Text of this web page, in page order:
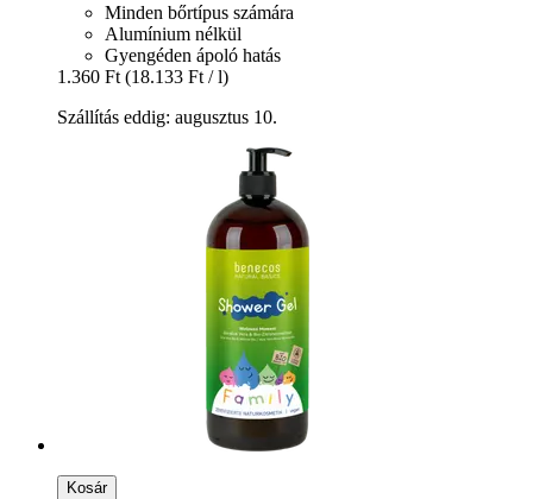
Minden bőrtípus számára
Alumínium nélkül
Gyengéden ápoló hatás
1.360 Ft (18.133 Ft / l)
Szállítás eddig: augusztus 10.
Kosár